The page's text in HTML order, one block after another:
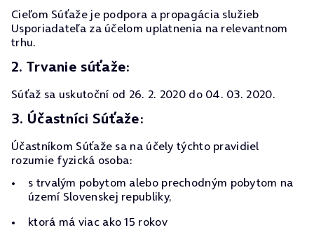
Cieľom Súťaže je podpora a propagácia služieb
Usporiadateľa za účelom uplatnenia na relevantnom
trhu.
2. Trvanie súťaže:
Súťaž sa uskutoční od 26. 2. 2020 do 04. 03. 2020.
3. Účastníci Súťaže:
Účastníkom Súťaže sa na účely týchto pravidiel
rozumie fyzická osoba:
s trvalým pobytom alebo prechodným pobytom na
území Slovenskej republiky,
ktorá má viac ako 15 rokov